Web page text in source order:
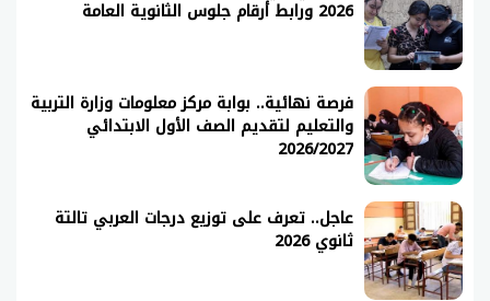
2026 ورابط أرقام جلوس الثانوية العامة
فرصة نهائية.. بوابة مركز معلومات وزارة التربية
والتعليم لتقديم الصف الأول الابتدائي
2026/2027
عاجل.. تعرف على توزيع درجات العربي تالتة
ثانوي 2026